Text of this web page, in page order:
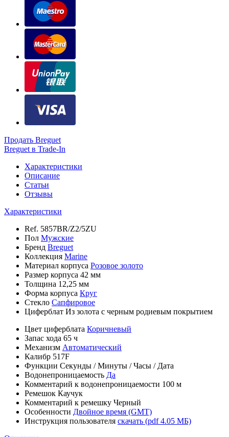
Продать Breguet
Breguet в Trade-In
Характеристики
Описание
Статьи
Отзывы
Характеристики
Ref. 5857BR/Z2/5ZU
Пол Мужские
Бренд Breguet
Коллекция Marine
Материал корпуса Розовое золото
Размер корпуса 42 мм
Толщина 12,25 мм
Форма корпуса Круг
Стекло Сапфировое
Циферблат Из золота с черным родиевым покрытием
Цвет циферблата Коричневый
Запас хода 65 ч
Механизм Автоматический
Калибр 517F
Функции Секунды /Минуты /Часы / Дата
Водонепроницаемость Да
Комментарий к водонепроницаемости 100 м
Ремешок Каучук
Комментарий к ремешку Черный
Особенности Двойное время (GMT)
Инструкция пользователя скачать (pdf 4.05 МБ)